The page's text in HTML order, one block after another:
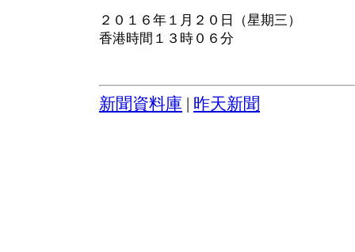
２０１６年１月２０日（星期三）
香港時間１３時０６分
新聞資料庫 昨天新聞